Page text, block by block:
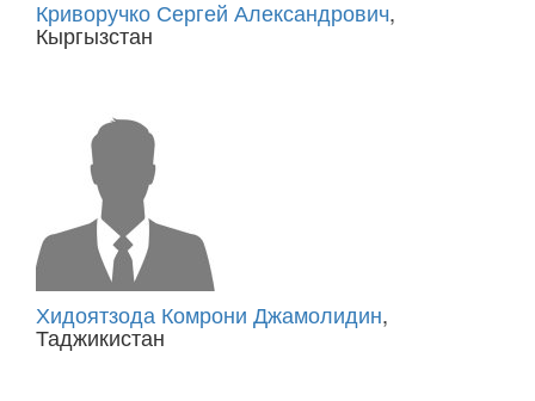
Криворучко Сергей Александрович,
Кыргызстан
Хидоятзода Комрони Джамолидин,
Таджикистан